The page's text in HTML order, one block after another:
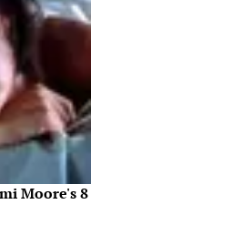
Moore's 8